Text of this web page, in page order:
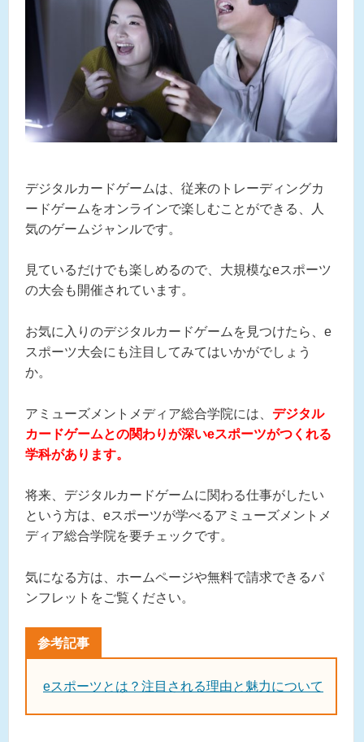
デジタルカードゲームは、従来のトレーディングカ
ードゲームをオンラインで楽しむことができる、人
気のゲームジャンルです。
見ているだけでも楽しめるので、大規模なeスポーツ
の大会も開催されています。
お気に入りのデジタルカードゲームを見つけたら、e
スポーツ大会にも注目してみてはいかがでしょう
か。
アミューズメントメディア総合学院には、 デジタル
カードゲームとの関わりが深いeスポーツがつくれる
学科があります。
将来、デジタルカードゲームに関わる仕事がしたい
という方は、eスポーツが学べるアミューズメントメ
ディア総合学院を要チェックです。
気になる方は、ホームページや無料で請求できるパ
ンフレットをご覧ください。
eスポーツとは？注目される理由と魅力について